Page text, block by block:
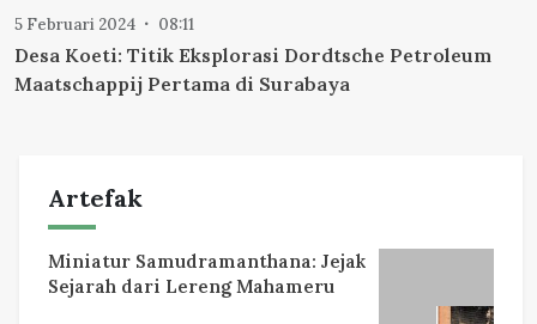
5 Februari 2024 08:11
Desa Koeti: Titik Eksplorasi Dordtsche Petroleum
Maatschappij Pertama di Surabaya
Artefak
Miniatur Samudramanthana: Jejak
Sejarah dari Lereng Mahameru